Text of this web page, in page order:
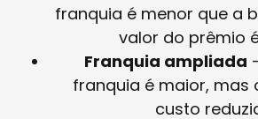
franquia é menor que a
valor do prêmio
Franquia ampliada
franquia é maior, mas
custo